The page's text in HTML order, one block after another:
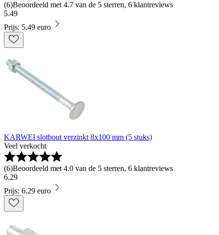
(6)Beoordeeld met 4.7 van de 5 sterren, 6 klantreviews
5.49
Prijs: 5.49 euro
KARWEI slotbout verzinkt 8x100 mm (5 stuks)
Veel verkocht
(6)Beoordeeld met 4.0 van de 5 sterren, 6 klantreviews
6.29
Prijs: 6.29 euro